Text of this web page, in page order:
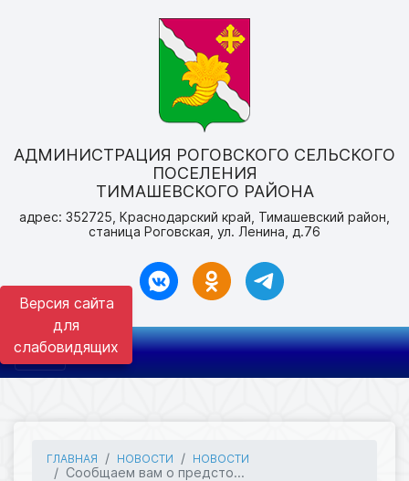
Версия сайта
для
слабовидящих
АДМИНИСТРАЦИЯ РОГОВСКОГО СЕЛЬСКОГО
ПОСЕЛЕНИЯ
ТИМАШЕВСКОГО РАЙОНА
адрес: 352725, Краснодарский край, Тимашевский район,
станица Роговская, ул. Ленина, д.76
ГЛАВНАЯ НОВОСТИ НОВОСТИ
Сообщаем вам о предсто...